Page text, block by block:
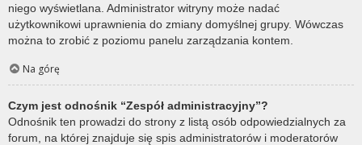
niego wyświetlana. Administrator witryny może nadać
użytkownikowi uprawnienia do zmiany domyślnej grupy. Wówczas
można to zrobić z poziomu panelu zarządzania kontem.
Na górę
Czym jest odnośnik “Zespół administracyjny”?
Odnośnik ten prowadzi do strony z listą osób odpowiedzialnych za
forum, na której znajduje się spis administratorów i moderatorów